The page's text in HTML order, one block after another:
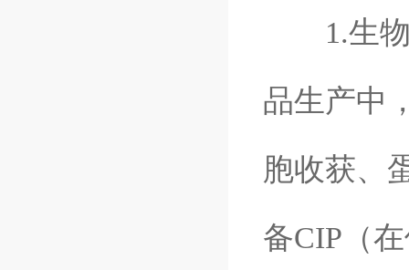
1.生物
品生产中
胞收获、
备CIP（